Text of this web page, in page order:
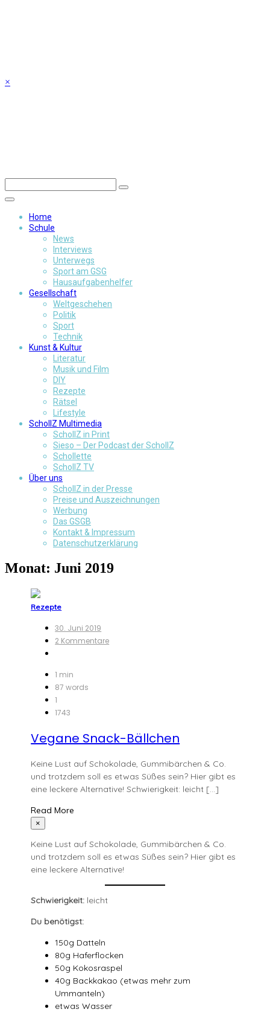
×
Home
Schule
News
Interviews
Unterwegs
Sport am GSG
Hausaufgabenhelfer
Gesellschaft
Weltgeschehen
Politik
Sport
Technik
Kunst & Kultur
Literatur
Musik und Film
DIY
Rezepte
Rätsel
Lifestyle
SchollZ Multimedia
SchollZ in Print
Sieso – Der Podcast der SchollZ
Schollette
SchollZ TV
Über uns
SchollZ in der Presse
Preise und Auszeichnungen
Werbung
Das GSGB
Kontakt & Impressum
Datenschutzerklärung
Monat: Juni 2019
Rezepte
30. Juni 2019
2 Kommentarezu
1 min
87 words
1
1743
Vegane Snack-Bällchen
Keine Lust auf Schokolade, Gummibärchen & Co.
und trotzdem soll es etwas Süßes sein? Hier gibt es
eine leckere Alternative! Schwierigkeit: leicht […]
Read More
×
Keine Lust auf Schokolade, Gummibärchen & Co.
und trotzdem soll es etwas Süßes sein? Hier gibt es
eine leckere Alternative!
Schwierigkeit: leicht
Du benötigst:
150g Datteln
80g Haferflocken
50g Kokosraspel
40g Backkakao (etwas mehr zum
Ummanteln)
etwas Wasser